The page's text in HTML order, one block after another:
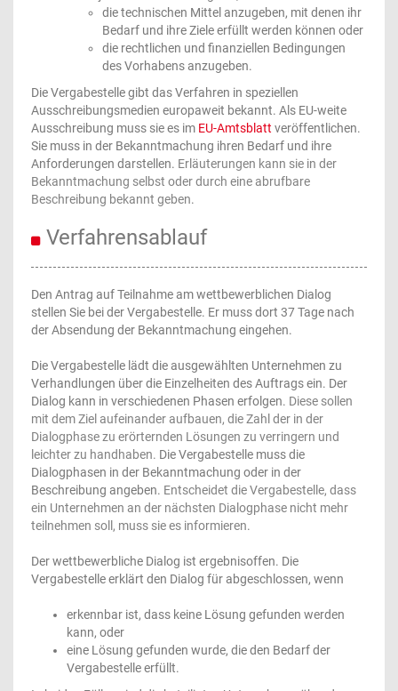
die technischen Mittel anzugeben, mit denen ihr
Bedarf und ihre Ziele erfüllt werden können oder
die rechtlichen und finanziellen Bedingungen
des Vorhabens anzugeben.
Die Vergabestelle gibt das Verfahren in speziellen
Ausschreibungsmedien europaweit bekannt. Als EU-weite
Ausschreibung muss sie es im EU-Amtsblatt veröffentlichen.
Sie muss in der Bekanntmachung ihren Bedarf und ihre
Anforderungen darstellen. Erläuterungen kann sie in der
Bekanntmachung selbst oder durch eine abrufbare
Beschreibung bekannt geben.
Verfahrensablauf
Den Antrag auf Teilnahme am wettbewerblichen Dialog
stellen Sie bei der Vergabestelle. Er muss dort 37 Tage nach
der Absendung der Bekanntmachung eingehen.
Die Vergabestelle lädt die ausgewählten Unternehmen zu
Verhandlungen über die Einzelheiten des Auftrags ein. Der
Dialog kann in verschiedenen Phasen erfolgen. Diese sollen
mit dem Ziel aufeinander aufbauen, die Zahl der in der
Dialogphase zu erörternden Lösungen zu verringern und
leichter zu handhaben. Die Vergabestelle muss die
Dialogphasen in der Bekanntmachung oder in der
Beschreibung angeben. Entscheidet die Vergabestelle, dass
ein Unternehmen an der nächsten Dialogphase nicht mehr
teilnehmen soll, muss sie es informieren.
Der wettbewerbliche Dialog ist ergebnisoffen. Die
Vergabestelle erklärt den Dialog für abgeschlossen, wenn
erkennbar ist, dass keine Lösung gefunden werden
kann, oder
eine Lösung gefunden wurde, die den Bedarf der
Vergabestelle erfüllt.